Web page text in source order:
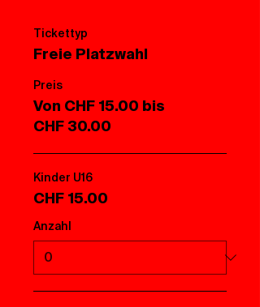
Tickettyp
Freie Platzwahl
Preis
Von CHF 15.00 bis
CHF 30.00
Kinder U16
CHF 15.00
Anzahl